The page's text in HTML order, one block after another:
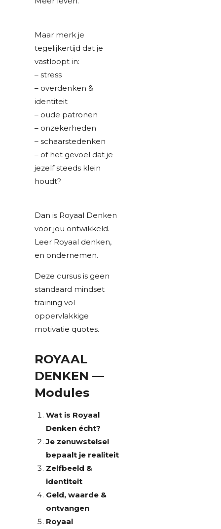
Maar merk je
tegelijkertijd dat je
vastloopt in:
– stress
– overdenken &
identiteit
– oude patronen
– onzekerheden
– schaarstedenken
– of het gevoel dat je
jezelf steeds klein
houdt?
Dan is Royaal Denken
voor jou ontwikkeld.
Leer Royaal denken,
en ondernemen.
Deze cursus is geen
standaard mindset
training vol
oppervlakkige
motivatie quotes.
ROYAAL
DENKEN —
Modules
Wat is Royaal
Denken écht?
Je zenuwstelsel
bepaalt je realiteit
Zelfbeeld &
identiteit
Geld, waarde &
ontvangen
Royaal